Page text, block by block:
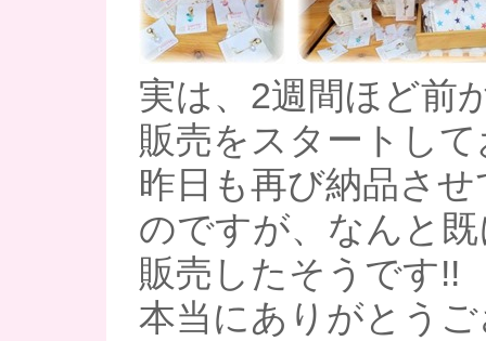
実は、2週間ほど前
販売をスタートし
昨日も再び納品さ
のですが、なんと
販売したそうです!!
本当にありがとう